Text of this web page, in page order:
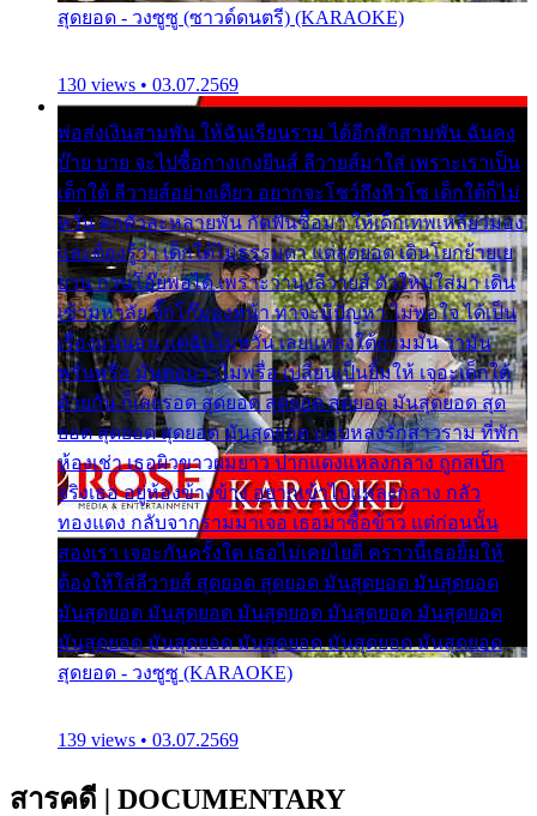
สุดยอด - วงซูซู (ซาวด์ดนตรี) (KARAOKE)
130 views • 03.07.2569
พ่อส่งเงินสามพัน ให้ฉันเรียนราม ได้อีกสักสามพัน ฉันคง
บ๊าย บาย จะไปซื้อกางเกงยีนส์ ลีวายส์มาใส่ เพราะเราเป็น
เด็กใต้ ลีวายส์อย่างเดียว อยากจะโชว์ถึงหิวโซ เด็กใต้ก็ไม่
หวั่น ตกตัวละหลายพัน กัดฟันซื้อมา ให้เด็กเทพเหลียวมอง
และต้องรู้ว่า เด็กใต้ไม่ธรรมดา แต่สุดยอด เดินโยกย้ายเย
ยวน กวนโอ๊ยพอได้ เพราะว่านุ่งลีวายส์ ตัวใหม่ใส่มา เดิน
เข้ามหาลัย จิ๊กโก๊มองหน้า ท่าจะมีปัญหา ไม่พอใจ ได้เป็น
เรื่องแน่นอน แต่ฉันไม่หวั่น เลยแหลงใต้ถามมัน ว่ามัน
พรั่นพรือ มันตอบว่าไม่พรื่อ เปลี่ยนเป็นยิ้มให้ เจอะเด็กใต้
ด้วยกัน ก็เลยรอด สุดยอด สุดยอด สุดยอด มันสุดยอด สุด
ยอด สุดยอด สุดยอด มันสุดยอด แอบหลงรักสาวราม ที่พัก
ห้องเช่า เธอผิวขาวผมยาว ปากแดงแหลงกลาง ถูกสเป็ก
จริงเธอ อยู่ห้องข้างข้าง อยากเข้าไปแหลงกลาง กลัว
ทองแดง กลับจากรามมาเจอ เธอมาซื้อข้าว แต่ก่อนนั้น
สองเรา เจอะกันครั้งใด เธอไม่เคยไยดี คราวนี้เธอยิ้มให้
ต้องให้ใส่ลีวายส์ สุดยอด สุดยอด มันสุดยอด มันสุดยอด
มันสุดยอด มันสุดยอด มันสุดยอด มันสุดยอด มันสุดยอด
มันสุดยอด มันสุดยอด มันสุดยอด มันสุดยอด มันสุดยอด
สุดยอด - วงซูซู (KARAOKE)
139 views • 03.07.2569
สารคดี | DOCUMENTARY